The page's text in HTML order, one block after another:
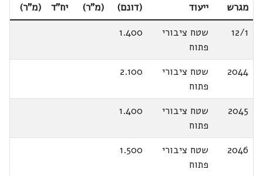
מגרש ייעוד
(דונם)
(מ"ר)
יח"ד
(מ"ר)
12/1
שטח ציבורי
פתוח
1.400
2044
שטח ציבורי
פתוח
2.100
2045
שטח ציבורי
פתוח
1.400
2046
שטח ציבורי
פתוח
1.500